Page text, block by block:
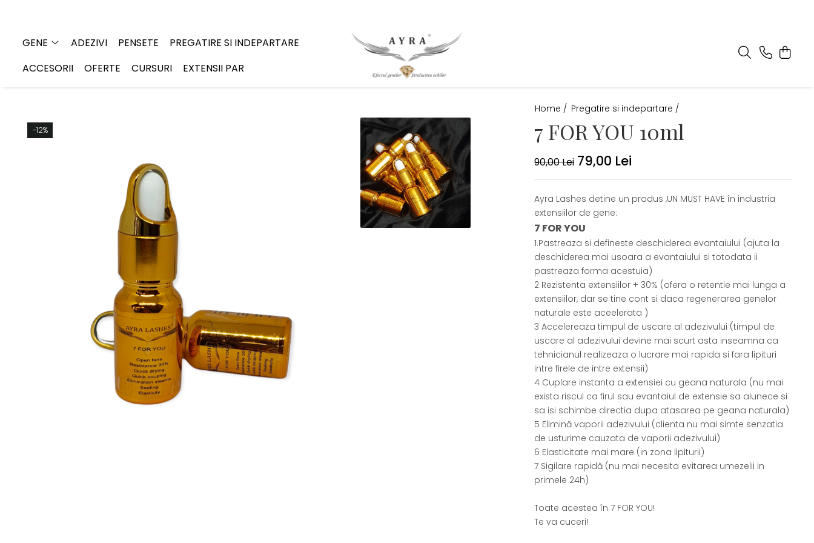
Gene
Individuale - 20 linii
Mix - 6 linii
Ombre individuale - 6 linii
GENE ADEZIVI PENSETE
PREGATIRE SI INDEPARTARE
ACCESORII
OFERTE CURSURI EXTENSII PAR
Home / Pregatire si indepartare /
-12% 7 FOR YOU 10ml
90,00 Lei 79,00 Lei
Ayra Lashes detine un produs ,UN MUST HAVE în industria
extensiilor de gene:
7 FOR YOU
1.Pastreaza si defineste deschiderea evantaiului (ajuta la
deschiderea mai usoara a evantaiului si totodata ii
pastreaza forma acestuia)
2 Rezistenta extensiilor + 30% (ofera o retentie mai lunga a
extensiilor, dar se tine cont si daca regenerarea genelor
naturale este aceelerata )
3 Accelereaza timpul de uscare al adezivului (timpul de
uscare al adezivului devine mai scurt asta inseamna ca
tehnicianul realizeaza o lucrare mai rapida si fara lipituri
intre firele de intre extensii)
4 Cuplare instanta a extensiei cu geana naturala (nu mai
exista riscul ca firul sau evantaiul de extensie sa alunece si
sa isi schimbe directia dupa atasarea pe geana naturala)
5 Elimină vaporii adezivului (clienta nu mai simte senzatia
de usturime cauzata de vaporii adezivului)
6 Elasticitate mai mare (in zona lipiturii)
7 Sigilare rapidă (nu mai necesita evitarea umezelii in
primele 24h)
Toate acestea în 7 FOR YOU!
Te va cuceri!